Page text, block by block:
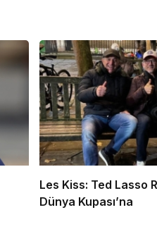
Les Kiss: Ted Lasso
Dünya Kupası’na